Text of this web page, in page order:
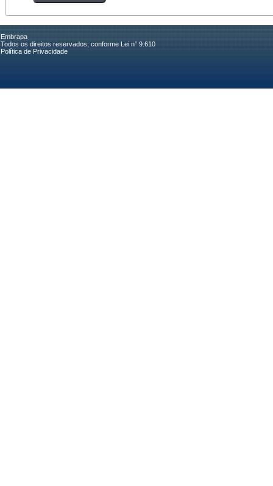
Embrapa
Todos os direitos reservados, conforme Lei n° 9.610
Política de Privacidade